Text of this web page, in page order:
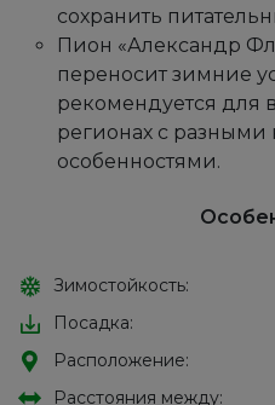
сохранить
Пион «Александр
переносит зимние
рекомендуется для
регионах с
особенностями.
Зимостойкость:
Посадка:
Расположение:
Расстояния между: